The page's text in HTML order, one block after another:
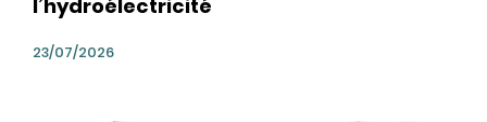
l’hydroélectricité
23/07/2026